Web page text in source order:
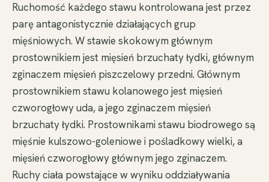
Ruchomość każdego stawu kontrolowana jest przez
parę antagonistycznie działających grup
mięśniowych. W stawie skokowym głównym
prostownikiem jest mięsień brzuchaty łydki, głównym
zginaczem mięsień piszczelowy przedni. Głównym
prostownikiem stawu kolanowego jest mięsień
czworogłowy uda, a jego zginaczem mięsień
brzuchaty łydki. Prostownikami stawu biodrowego są
mięśnie kulszowo-goleniowe i pośladkowy wielki, a
mięsień czworogłowy głównym jego zginaczem.
Ruchy ciała powstające w wyniku oddziaływania